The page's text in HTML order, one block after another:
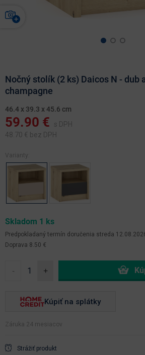
Nočný stolík (2 ks) Daicos N - dub
champagne
46.4 x 39.3 x 45.6 cm
59.90 €
s DPH
48.70 € bez DPH
Varianty:
Skladom 1 ks
Predpokladaný termín doručenia streda
Doprava 8.50 €
- +
Kúpiť na splátky
Záruka 24 mesiacov
Strážiť produkt